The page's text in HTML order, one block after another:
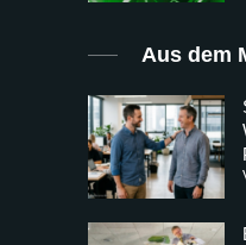
Aus dem